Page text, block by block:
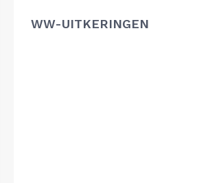
WW-UITKERINGEN